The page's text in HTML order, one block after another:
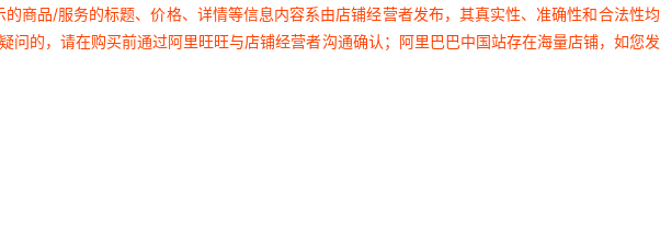
商品/服务的标题、价格、详情等信息内容系由店铺经营者发布，其真实性、准确性和合法性
的，请在购买前通过阿里旺旺与店铺经营者沟通确认；阿里巴巴中国站存在海量店铺，如您